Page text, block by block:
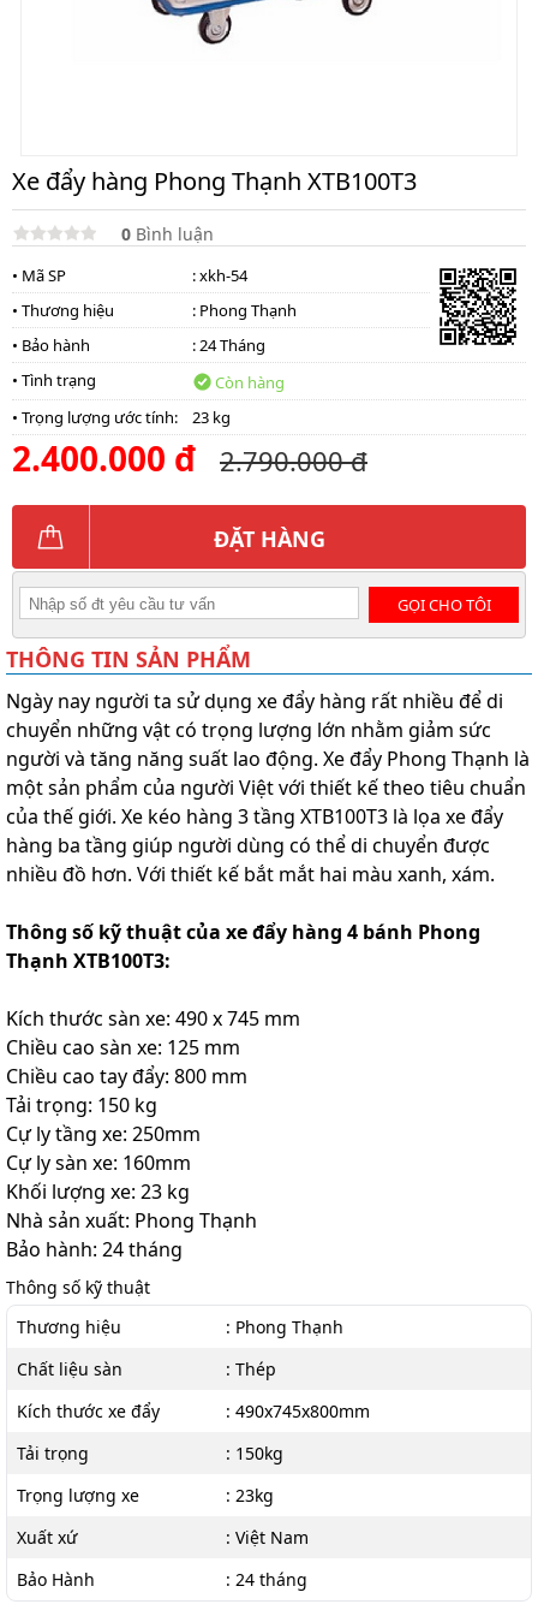
Xe đẩy hàng Phong Thạnh XTB100T3
0 Bình luận
• Mã SP
: xkh-54
• Thương hiệu
: Phong Thạnh
• Bảo hành
: 24 Tháng
• Tình trạng
Còn hàng
• Trọng lượng ước tính:
23 kg
2.400.000 đ 2.790.000 đ
ĐẶT HÀNG
GỌI CHO TÔI
THÔNG TIN SẢN PHẨM
Ngày nay người ta sử dụng xe đẩy hàng rất nhiều để di
chuyển những vật có trọng lượng lớn nhằm giảm sức
người và tăng năng suất lao động. Xe đẩy Phong Thạnh là
một sản phẩm của người Việt với thiết kế theo tiêu chuẩn
của thế giới. Xe kéo hàng 3 tầng XTB100T3 là lọa xe đẩy
hàng ba tầng giúp người dùng có thể di chuyển được
nhiều đồ hơn. Với thiết kế bắt mắt hai màu xanh, xám.
Thông số kỹ thuật của xe đẩy hàng 4 bánh Phong
Thạnh XTB100T3:
Kích thước sàn xe: 490 x 745 mm
Chiều cao sàn xe: 125 mm
Chiều cao tay đẩy: 800 mm
Tải trọng: 150 kg
Cự ly tầng xe: 250mm
Cự ly sàn xe: 160mm
Khối lượng xe: 23 kg
Nhà sản xuất: Phong Thạnh
Bảo hành: 24 tháng
Thông số kỹ thuật
Thương hiệu
: Phong Thạnh
Chất liệu sàn
: Thép
Kích thước xe đẩy
: 490x745x800mm
Tải trọng
: 150kg
Trọng lượng xe
: 23kg
Xuất xứ
: Việt Nam
Bảo Hành
: 24 tháng